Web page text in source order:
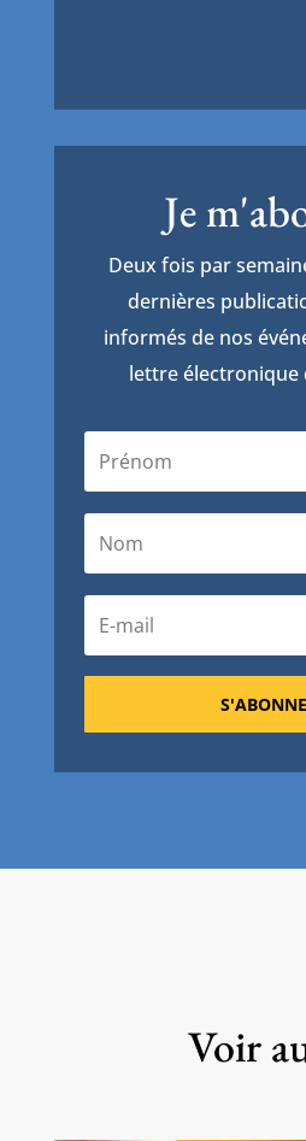
Je
Deux fois par
dernières
informés de nos
lettre électronique
Voir